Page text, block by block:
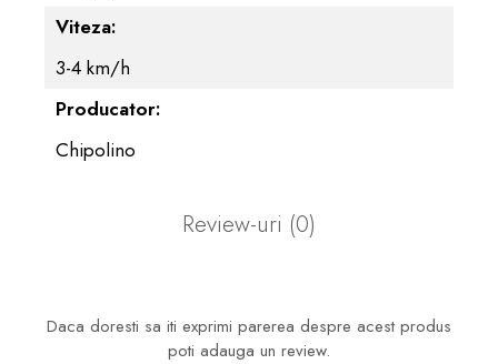
Viteza:
3-4 km/h
Producator:
Chipolino
Review-uri (0)
Daca doresti sa iti exprimi parerea despre acest produs
poti adauga un review.